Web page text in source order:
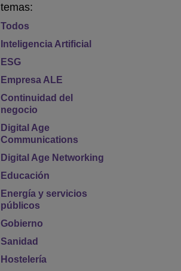
temas:
Todos
Inteligencia Artificial
ESG
Empresa ALE
Continuidad del
negocio
Digital Age
Communications
Digital Age Networking
Educación
Energía y servicios
públicos
Gobierno
Sanidad
Hostelería